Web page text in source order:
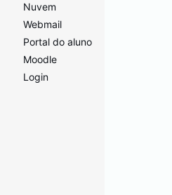
Nuvem
Webmail
Portal do aluno
Moodle
Login